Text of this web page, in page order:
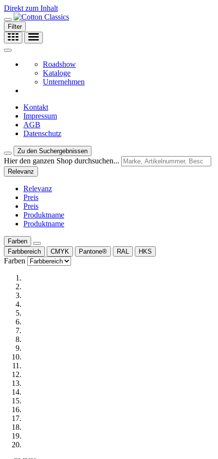
Direkt zum Inhalt
Filter
Roadshow
Kataloge
Unternehmen
Kontakt
Impressum
AGB
Datenschutz
Zu den Suchergebnissen
Hier den ganzen Shop durchsuchen...
Relevanz
Relevanz
Preis
Preis
Produktname
Produktname
Farben
Farbbereich
CMYK Pantone® RAL HKS
Farben